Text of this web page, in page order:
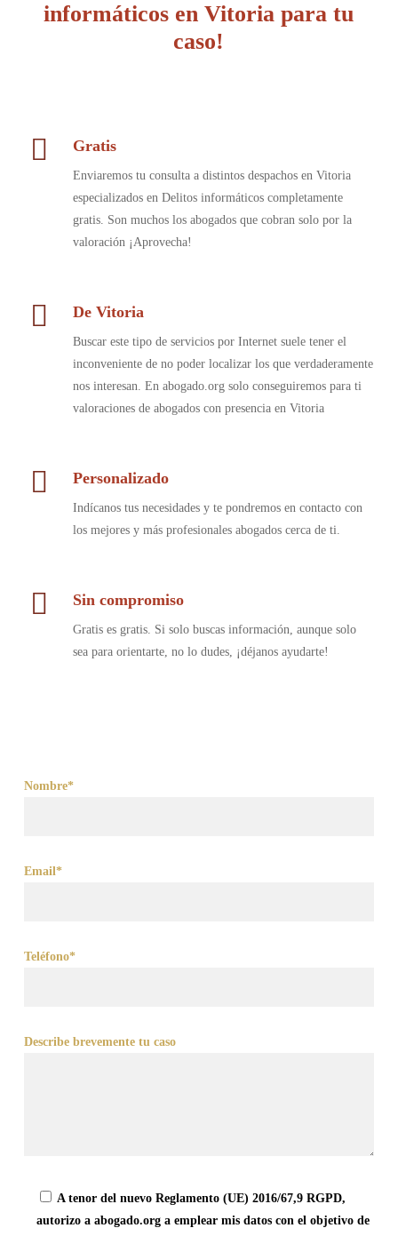
informáticos en Vitoria para tu
caso!
Gratis
Enviaremos tu consulta a distintos despachos en Vitoria
especializados en Delitos informáticos completamente
gratis. Son muchos los abogados que cobran solo por la
valoración ¡Aprovecha!
De Vitoria
Buscar este tipo de servicios por Internet suele tener el
inconveniente de no poder localizar los que verdaderamente
nos interesan. En abogado.org solo conseguiremos para ti
valoraciones de abogados con presencia en Vitoria
Personalizado
Indícanos tus necesidades y te pondremos en contacto con
los mejores y más profesionales abogados cerca de ti.
Sin compromiso
Gratis es gratis. Si solo buscas información, aunque solo
sea para orientarte, no lo dudes, ¡déjanos ayudarte!
Nombre*
Email*
Teléfono*
Describe brevemente tu caso
A tenor del nuevo Reglamento (UE) 2016/67,9 RGPD,
autorizo a abogado.org a emplear mis datos con el objetivo de